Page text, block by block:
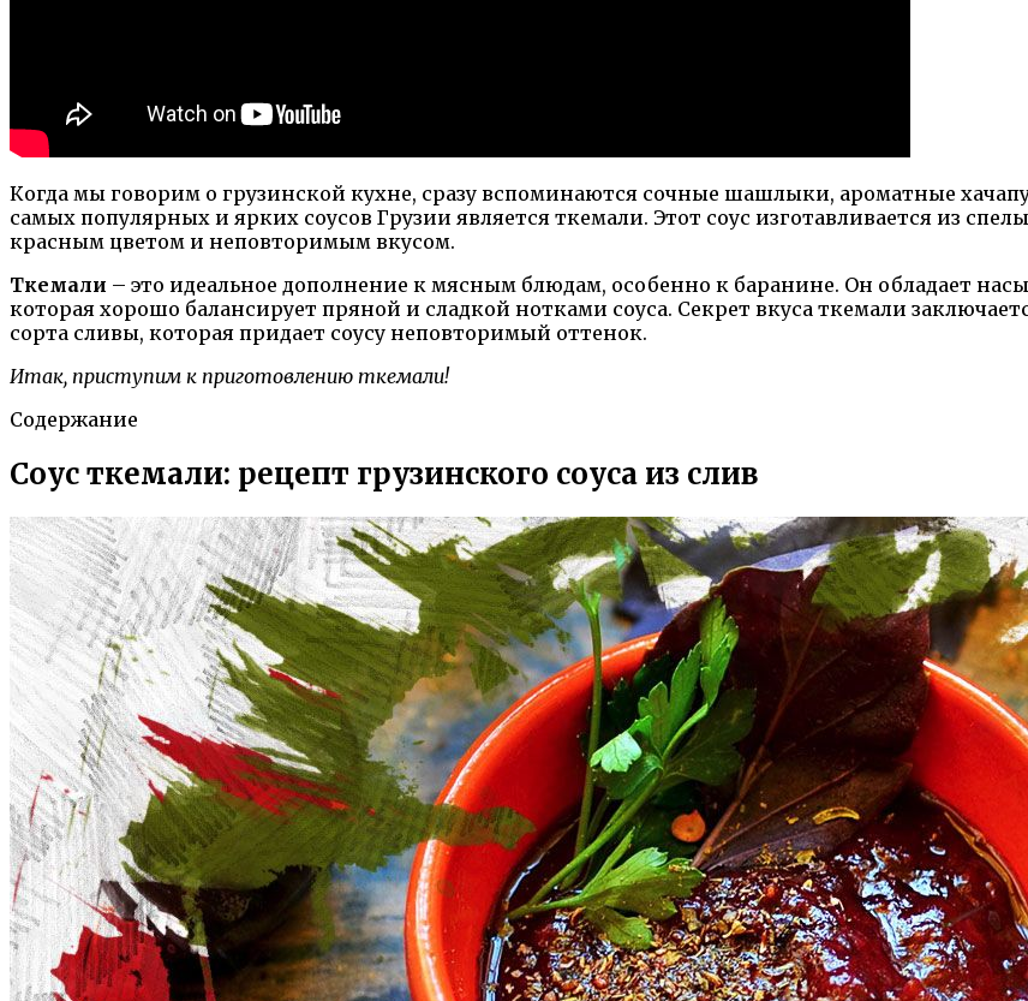
Когда мы говорим о грузинской кухне, сразу вспоминаются сочные шашлыки, ароматные
самых популярных и ярких соусов Грузии является ткемали. Этот соус изготавливается из
красным цветом и неповторимым вкусом.
Ткемали – это идеальное дополнение к мясным блюдам, особенно к баранине. Он обладает
которая хорошо балансирует пряной и сладкой нотками соуса. Секрет вкуса ткемали
сорта сливы, которая придает соусу неповторимый оттенок.
Итак, приступим к приготовлению ткемали!
Содержание
Соус ткемали: рецепт грузинского соуса из слив